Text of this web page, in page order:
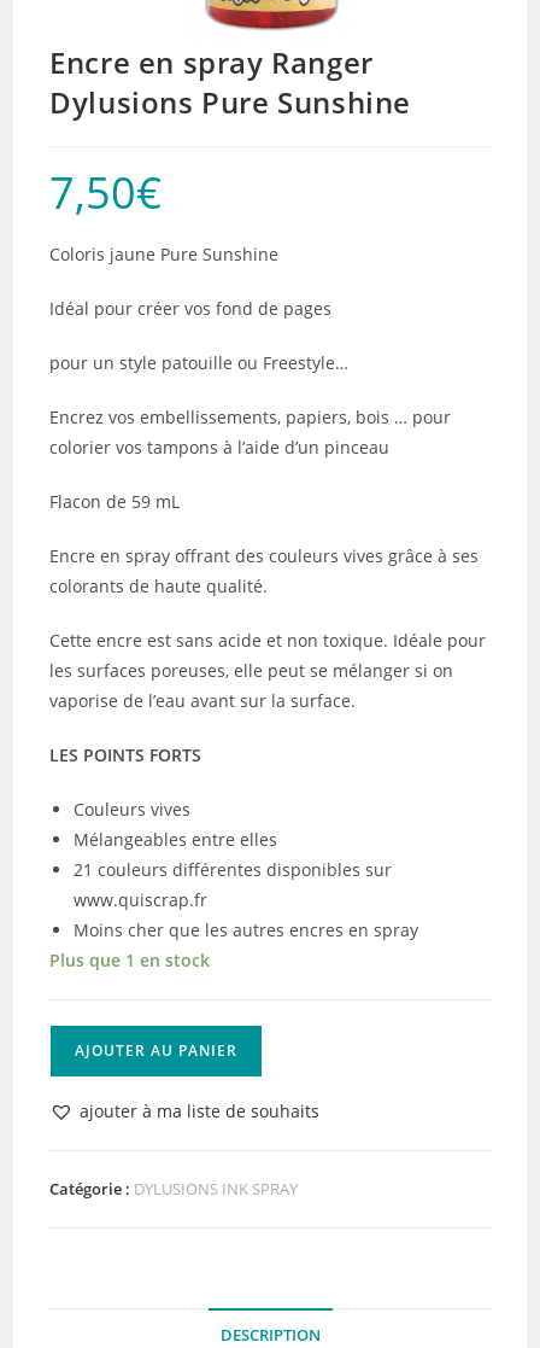
Encre en spray Ranger
Dylusions Pure Sunshine
7,50€
Coloris jaune Pure Sunshine
Idéal pour créer vos fond de pages
pour un style patouille ou Freestyle…
Encrez vos embellissements, papiers, bois … pour
colorier vos tampons à l’aide d’un pinceau
Flacon de 59 mL
Encre en spray offrant des couleurs vives grâce à ses
colorants de haute qualité.
Cette encre est sans acide et non toxique. Idéale pour
les surfaces poreuses, elle peut se mélanger si on
vaporise de l’eau avant sur la surface.
LES POINTS FORTS
Couleurs vives
Mélangeables entre elles
21 couleurs différentes disponibles sur
www.quiscrap.fr
Moins cher que les autres encres en spray
Plus que 1 en stock
Encre
Ranger
AJOUTER AU PANIER
ajouter à ma liste de souhaits
Catégorie : DYLUSIONS INK SPRAY
DESCRIPTION